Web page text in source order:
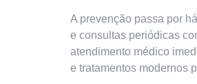
A prevenção passa por
e consultas periódicas
atendimento médico
e tratamentos modernos